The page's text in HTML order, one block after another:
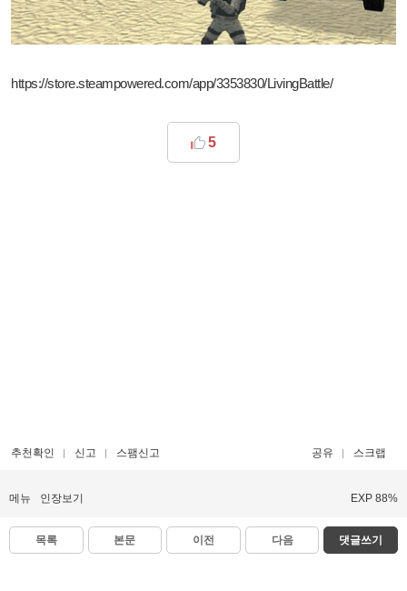
https://store.steampowered.com/app/3353830/LivingBattle/
5
추천확인 신고 스팸신고 공유 스크랩
메뉴 인장보기 EXP 88%
목록 본문 이전 다음 댓글쓰기